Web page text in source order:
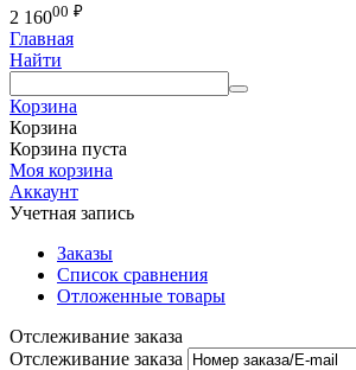
2 16000 ₽
Главная
Найти
Корзина
Корзина
Корзина пуста
Моя корзина
Аккаунт
Учетная запись
Заказы
Список сравнения
Отложенные товары
Отслеживание заказа
Отслеживание заказа